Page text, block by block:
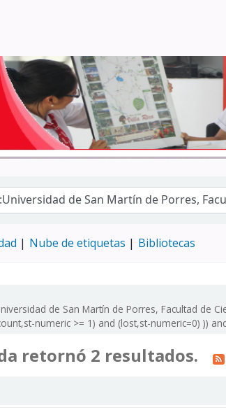
Nube de etiquetas Bibliotecas
de San Martín de Porres, Facultad de
numeric >= 1) and (lost,st-numeric=0) ))
retornó 2 resultados.